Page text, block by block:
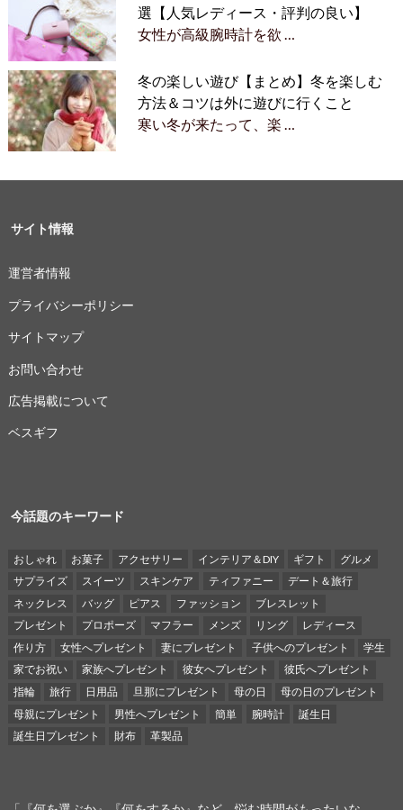
選【人気レディース・評判の良い】
女性が高級腕時計を欲 …
冬の楽しい遊び【まとめ】冬を楽しむ
方法＆コツは外に遊びに行くこと
寒い冬が来たって、楽 …
サイト情報
運営者情報
プライバシーポリシー
サイトマップ
お問い合わせ
広告掲載について
ベスギフ
今話題のキーワード
おしゃれ お菓子 アクセサリー インテリア＆DIY ギフト
グルメ
サプライズ
スイーツ スキンケア ティファニー
デート＆旅行
ネックレス
バッグ ピアス ファッション
ブレスレット
プレゼント
プロポーズ マフラー メンズ リング
レディース
作り方
女性へプレゼント 妻にプレゼント 子供へのプレゼント
学生
家でお祝い
家族へプレゼント 彼女へプレゼント
彼氏へプレゼント
指輪
旅行 日用品 旦那にプレゼント 母の日
母の日のプレゼント
母親にプレゼント
男性へプレゼント 簡単 腕時計
誕生日
誕生日プレゼント
財布 革製品